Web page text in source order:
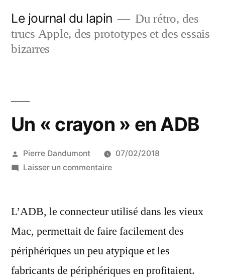
contenu
Le journal du lapin
Du rétro, des
trucs Apple, des prototypes et des essais
bizarres
Un « crayon » en ADB
Publié
par
Pierre Dandumont
07/02/2018
Laisser un commentairesur
crayon
en
ADB
L’ADB, le connecteur utilisé dans les vieux
Mac, permettait de faire facilement des
périphériques un peu atypique et les
fabricants de périphériques en profitaient.